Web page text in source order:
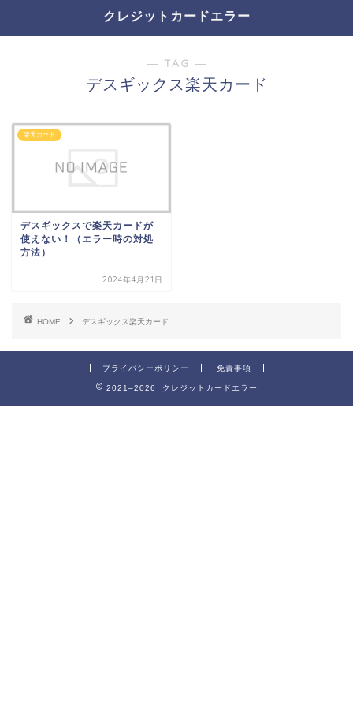
クレジットカードエラー
― TAG ―
デスギックス楽天カード
楽天カード
デスギックスで楽天カードが
使えない！（エラー時の対処
方法）
2024年4月21日
HOME デスギックス楽天カード
プライバシーポリシー 免責事項
2021–2026 クレジットカードエラー